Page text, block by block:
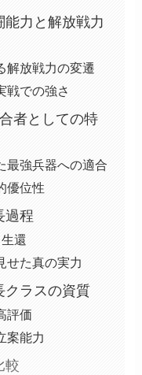
力と解放戦力
解放戦力の変遷
戦での強さ
者としての特
最強兵器への適合
優位性
過程
還
せた真の実力
クラスの資質
評価
案能力
較